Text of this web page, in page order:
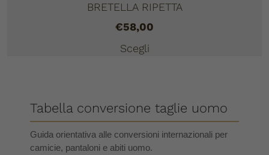
BRETELLA RIPETTA
€58,00
Scegli
Tabella conversione taglie uomo
Guida orientativa alle conversioni internazionali per
camicie, pantaloni e abiti uomo.